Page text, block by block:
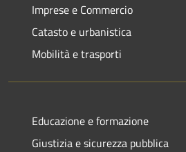
Imprese e Commercio
Catasto e urbanistica
Mobilità e trasporti
Educazione e formazione
Giustizia e sicurezza pubblica